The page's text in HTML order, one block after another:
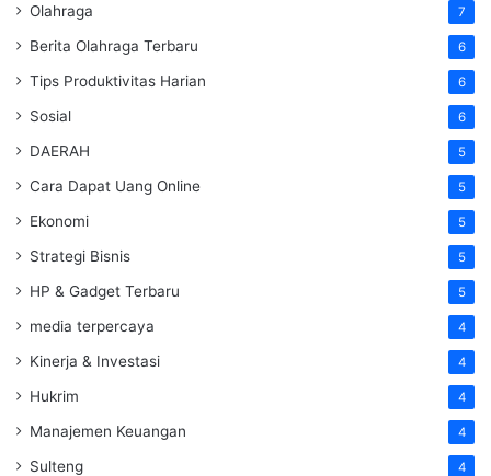
Olahraga 7
Berita Olahraga Terbaru 6
Tips Produktivitas Harian 6
Sosial 6
DAERAH 5
Cara Dapat Uang Online 5
Ekonomi 5
Strategi Bisnis 5
HP & Gadget Terbaru 5
media terpercaya 4
Kinerja & Investasi 4
Hukrim 4
Manajemen Keuangan 4
Sulteng 4